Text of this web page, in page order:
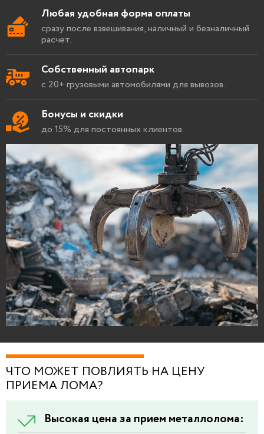
Любая удобная форма оплаты
сразу после взвешивания, наличный и безналичный
расчет.
Собственный автопарк
с 20+ грузовыми автомобилями для вывозов.
Бонусы и скидки
до 15% для постоянных клиентов.
ЧТО МОЖЕТ ПОВЛИЯТЬ НА ЦЕНУ
ПРИЕМА ЛОМА?
Высокая цена за прием металлолома: